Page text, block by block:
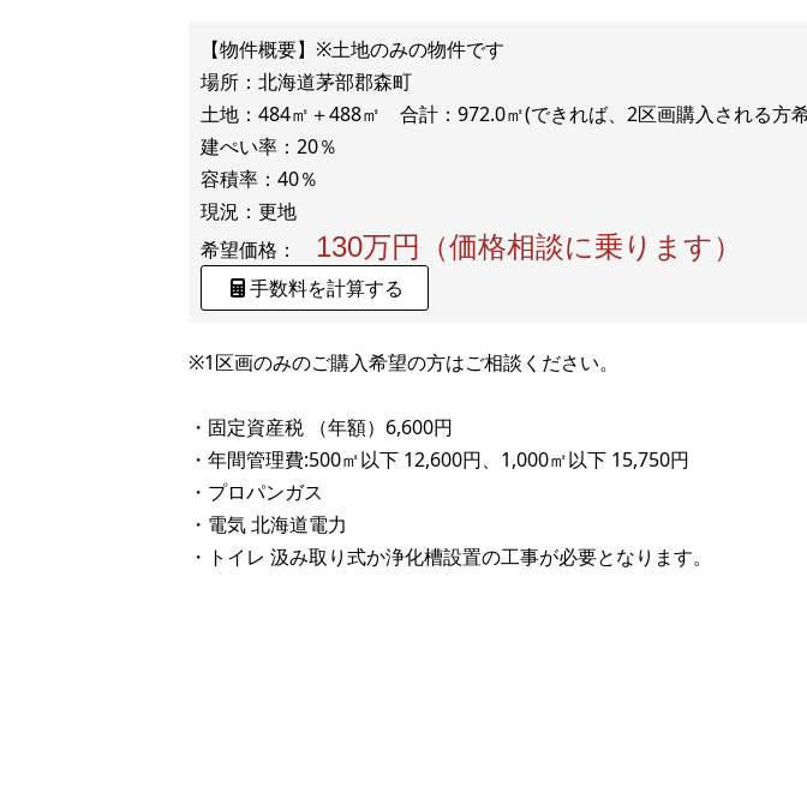
【物件概要】※土地のみの物件です
場所：北海道茅部郡森町
土地：484㎡＋488㎡ 合計：972.0㎡(できれば、2区画購入される方
建ぺい率：20％
容積率：40％
希望価格：
130万円（価格相談に乗ります）
手数料を計算する
※1区画のみのご購入希望の方はご相談ください。
・固定資産税 （年額）6,600円
・年間管理費:500㎡以下 12,600円、1,000㎡以下 15,750円
・プロパンガス
・電気 北海道電力
・トイレ 汲み取り式か浄化槽設置の工事が必要となります。